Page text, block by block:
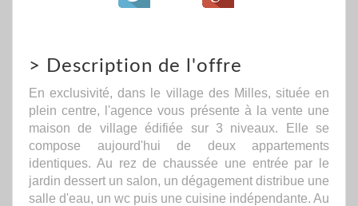
> Description de l'offre
En exclusivité, dans le village des Milles, située en
plein centre, l'agence vous présente à la vente une
maison de village édifiée sur 3 niveaux. Elle se
compose aujourd'hui de deux appartements
identiques. Au rez de chaussée une entrée par le
jardin dessert un salon, un dégagement distribue une
salle d'eau, un wc puis une cuisine indépendante. Au